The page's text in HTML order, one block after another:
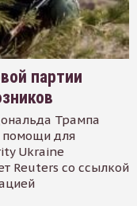
партии
Трампа
помощи для
Ukraine
Reuters со ссылкой